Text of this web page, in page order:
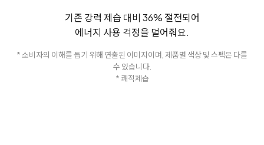
기존 강력 제습 대비 36% 절전되어
에너지 사용 걱정을 덜어줘요.
* 소비자의 이해를 돕기 위해 연출된 이미지이며, 제품별 색상 및 스펙은 다를
수 있습니다.
* 쾌적제습